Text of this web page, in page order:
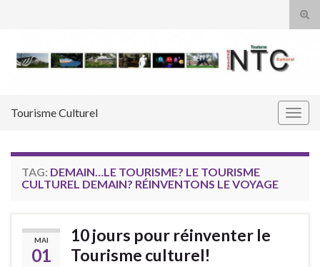
Tourisme Culturel
TAG: DEMAIN…LE TOURISME? LE TOURISME
CULTUREL DEMAIN? RÉINVENTONS LE VOYAGE
MAI
01
10 jours pour réinventer le
Tourisme culturel!